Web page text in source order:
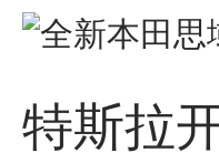
特斯拉